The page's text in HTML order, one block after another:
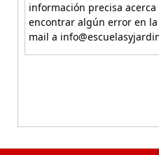
información precisa
encontrar algún error en
mail a